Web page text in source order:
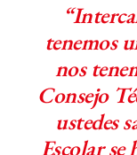
tenemos
nos
Consejo
ustedes
Escolar